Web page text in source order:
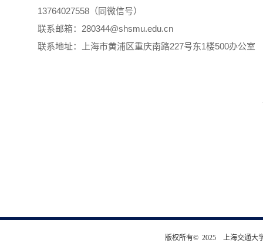
版权所有© 2025 上海交通大
13764027558（同微信号）
联系邮箱：280344@shsmu.edu.cn
联系地址：上海市黄浦区重庆南路227号东1楼500办公室